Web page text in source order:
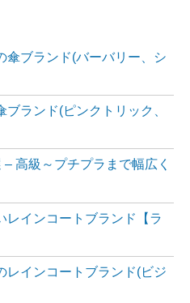
傘ブランド(バーバリー、シ
ランド(ピンクトリック、
高級～プチプラまで幅広く
レインコートブランド【ラ
レインコートブランド(ビジ